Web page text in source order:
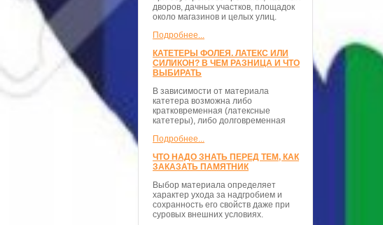
дворов, дачных участков, площадок
около магазинов и целых улиц.
Подробнее...
КАТЕТЕРЫ ФОЛЕЯ. ЛАТЕКС ИЛИ
СИЛИКОН? В ЧЕМ РАЗНИЦА И ЧТО
ВЫБИРАТЬ
В зависимости от материала
катетера возможна либо
кратковременная (латексные
катетеры), либо долговременная
Подробнее...
ЧТО НАДО ЗНАТЬ ПЕРЕД ТЕМ, КАК
ЗАКАЗАТЬ ПАМЯТНИК
Выбор материала определяет
характер ухода за надгробием и
сохранность его свойств даже при
суровых внешних условиях.